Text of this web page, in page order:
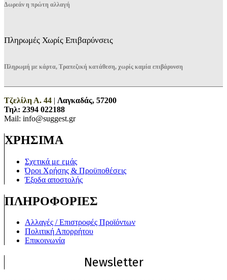
Δωρεάν η πρώτη αλλαγή
Πληρωμές Χωρίς Επιβαρύνσεις
Πληρωμή με κάρτα, Τραπεζική κατάθεση, χωρίς καμία επιβάρυνση
Τζελίλη Α. 44 | Λαγκαδάς, 57200
Τηλ: 2394 022188
Mail: info@suggest.gr
ΧΡΗΣΙΜΑ
Σχετικά με εμάς
Όροι Χρήσης & Προϋποθέσεις
Έξοδα αποστολής
ΠΛΗΡΟΦΟΡΙΕΣ
Αλλαγές / Επιστροφές Προϊόντων
Πολιτική Απορρήτου
Επικοινωνία
Newsletter